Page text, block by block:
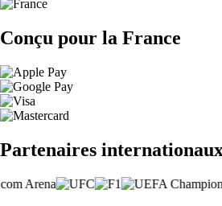
Conçu pour la France
Partenaires